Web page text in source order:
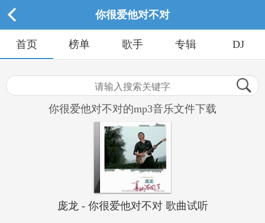
你很爱他对不对
首页 榜单 歌手 专辑 DJ
你很爱他对不对的mp3音乐文件下载
庞龙 - 你很爱他对不对 歌曲试听